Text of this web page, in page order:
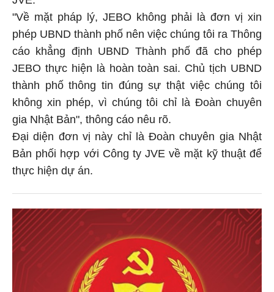
"Về mặt pháp lý, JEBO không phải là đơn vị xin
phép UBND thành phố nên việc chúng tôi ra Thông
cáo khẳng định UBND Thành phố đã cho phép
JEBO thực hiện là hoàn toàn sai. Chủ tịch UBND
thành phố thông tin đúng sự thật việc chúng tôi
không xin phép, vì chúng tôi chỉ là Đoàn chuyên
gia Nhật Bản", thông cáo nêu rõ.
Đại diện đơn vị này chỉ là Đoàn chuyên gia Nhật
Bản phối hợp với Công ty JVE về mặt kỹ thuật để
thực hiện dự án.